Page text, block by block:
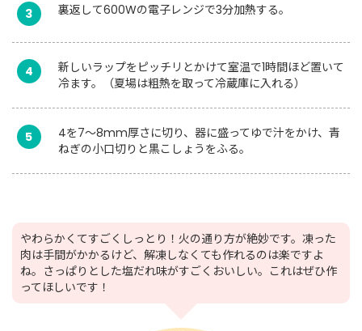
3 裏返して600Wの電子レンジで3分加熱する。
4
新しいラップをピッチリとかけて室温で1時間ほど置いて
冷ます。（夏場は粗熱を取って冷蔵庫に入れる）
5
4を7～8mm厚さに切り、器に盛ってゆで汁をかけ、青
ねぎの小口切りと黒こしょうをふる。
やわらかくてすごくしっとり！火の通り方が絶妙です。凍った
肉は手間がかかるけど、解凍しなくても作れるのは楽ですよ
ね。さっぱりとした塩だれ味がすごくおいしい。これはぜひ作
ってほしいです！